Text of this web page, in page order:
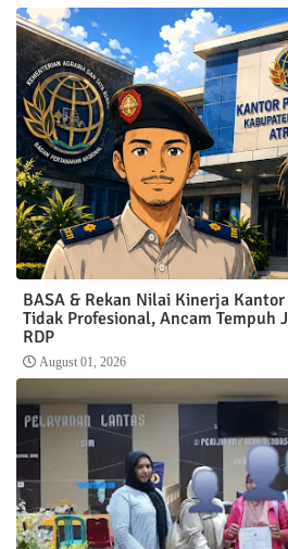
BASA & Rekan Nilai Kinerja
Tidak Profesional, Ancam Tempuh
RDP
August 01, 2026